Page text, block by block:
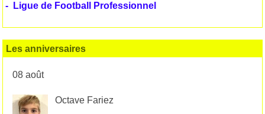
- Ligue de Football Professionnel
Les anniversaires
08 août
Octave Fariez